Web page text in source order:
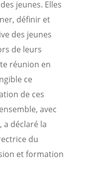
jeunes. Elles
définir et
des jeunes
de leurs
réunion en
ce
de ces
avec
a déclaré la
du
et formation